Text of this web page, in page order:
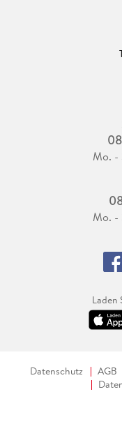
Mo. -
Mo. -
Laden
Datenschutz AGB